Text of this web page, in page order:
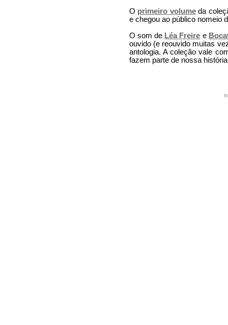
O primeiro volumeda
e chegou ao público nomeio
O som de Léa Freire e
ouvido (e reouvido muitas
antologia. A coleção vale
fazem parte de nossa
©